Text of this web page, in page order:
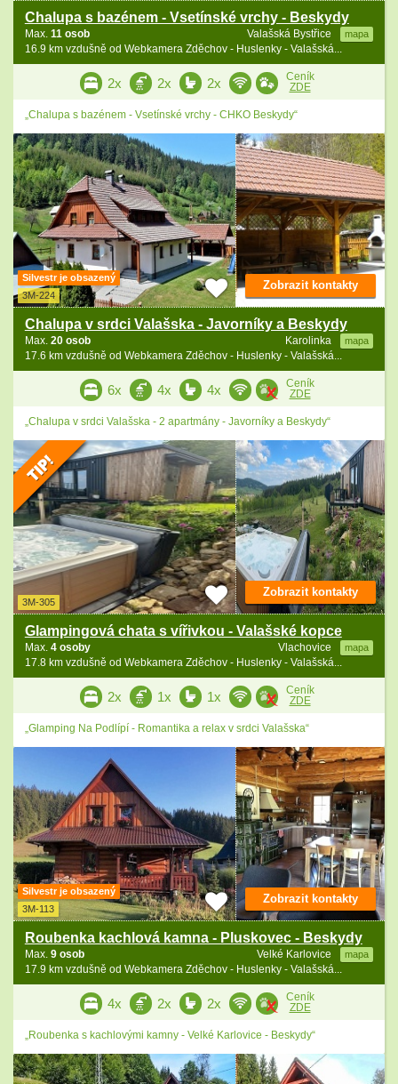
Chalupa s bazénem - Vsetínské vrchy - Beskydy
Valašská Bystřice mapa
Max. 11 osob
16.9 km vzdušně od Webkamera Zděchov - Huslenky - Valašská...
2x 2x 2x
Ceník
ZDE
„Chalupa s bazénem - Vsetínské vrchy - CHKO Beskydy“
Silvestr je obsazený
3M-224
Chalupa v srdci Valašska - Javorníky a Beskydy
Karolinka mapa
Max. 20 osob
17.6 km vzdušně od Webkamera Zděchov - Huslenky - Valašská...
Zobrazit kontakty
6x 4x 4x
Ceník
ZDE
„Chalupa v srdci Valašska - 2 apartmány - Javorníky a Beskydy“
3M-305
Glampingová chata s vířivkou - Valašské kopce
Vlachovice mapa
Max. 4 osoby
17.8 km vzdušně od Webkamera Zděchov - Huslenky - Valašská...
Zobrazit kontakty
2x 1x 1x
Ceník
ZDE
„Glamping Na Podlípí - Romantika a relax v srdci Valašska“
Silvestr je obsazený
3M-113
Roubenka kachlová kamna - Pluskovec - Beskydy
Velké Karlovice mapa
Max. 9 osob
17.9 km vzdušně od Webkamera Zděchov - Huslenky - Valašská...
Zobrazit kontakty
4x 2x 2x
Ceník
ZDE
„Roubenka s kachlovými kamny - Velké Karlovice - Beskydy“